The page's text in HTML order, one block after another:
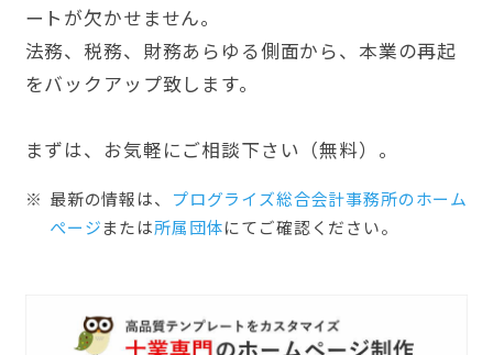
ートが欠かせません。
法務、税務、財務あらゆる側面から、本業の再起
をバックアップ致します。
まずは、お気軽にご相談下さい（無料）。
最新の情報は、
プログライズ総合会計事務所のホーム
ぺージまたは所属団体にてご確認ください。